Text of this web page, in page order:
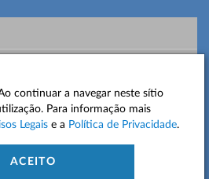
continuar a navegar neste sítio
Para informação mais
Legais e a Política de Privacidade.
ACEITO